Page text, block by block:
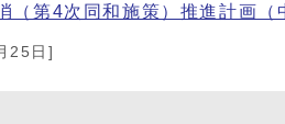
（第4次同和施策）推進計画
25日]